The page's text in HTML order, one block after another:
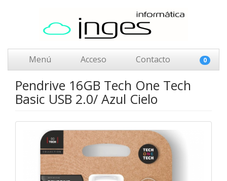
Menú Acceso Contacto 0
Pendrive 16GB Tech One Tech
Basic USB 2.0/ Azul Cielo